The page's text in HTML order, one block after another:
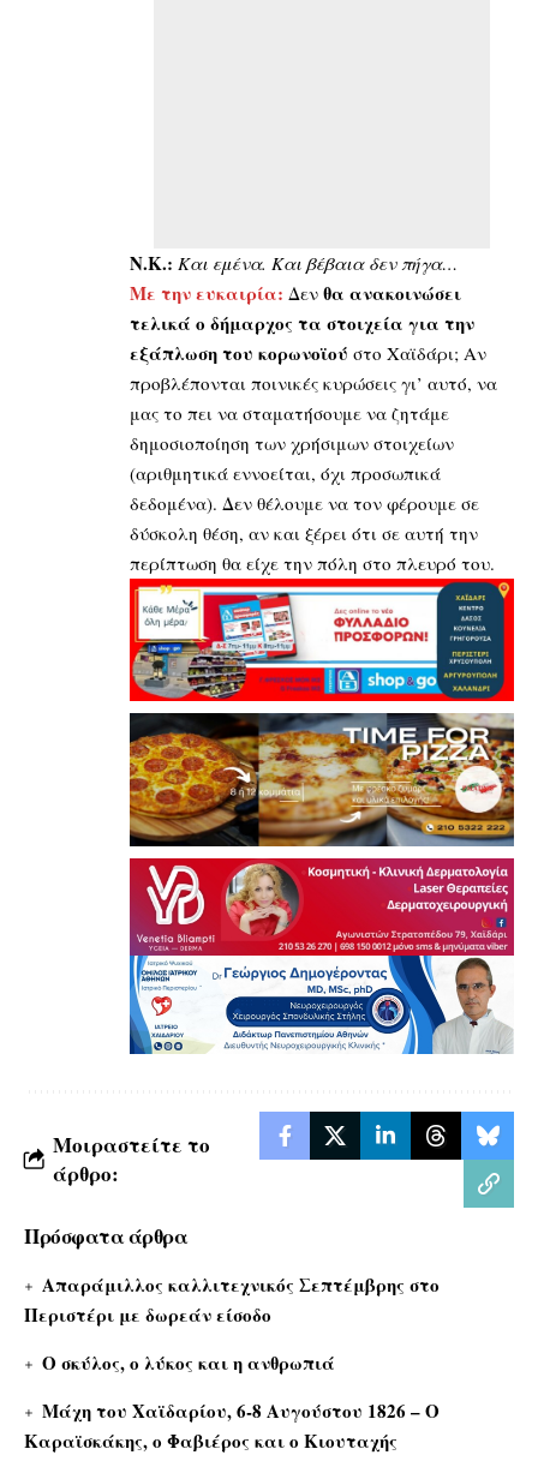
Ν.Κ.: Και εμένα. Και βέβαια δεν πήγα…
Με την ευκαιρία: Δεν θα ανακοινώσει
τελικά ο δήμαρχος τα στοιχεία για την
εξάπλωση του κορωνοϊού στο Χαϊδάρι; Αν
προβλέπονται ποινικές κυρώσεις γι’ αυτό, να
μας το πει να σταματήσουμε να ζητάμε
δημοσιοποίηση των χρήσιμων στοιχείων
(αριθμητικά εννοείται, όχι προσωπικά
δεδομένα). Δεν θέλουμε να τον φέρουμε σε
δύσκολη θέση, αν και ξέρει ότι σε αυτή την
περίπτωση θα είχε την πόλη στο πλευρό του.
Μοιραστείτε το
άρθρο:
Πρόσφατα άρθρα
Απαράμιλλος καλλιτεχνικός Σεπτέμβρης στο
Περιστέρι με δωρεάν είσοδο
Ο σκύλος, ο λύκος και η ανθρωπιά
Μάχη του Χαϊδαρίου, 6-8 Αυγούστου 1826 – Ο
Καραϊσκάκης, ο Φαβιέρος και ο Κιουταχής